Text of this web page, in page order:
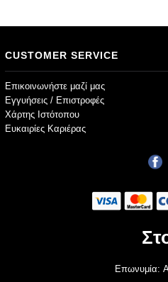
CUSTOMER SERVICE
Επικοινωνήστε μαζί μας
Εγγυήσεις / Επιστροφές
Χάρτης Ιστότοπου
Ευκαιρίες Καριέρας
Επωνυμία: